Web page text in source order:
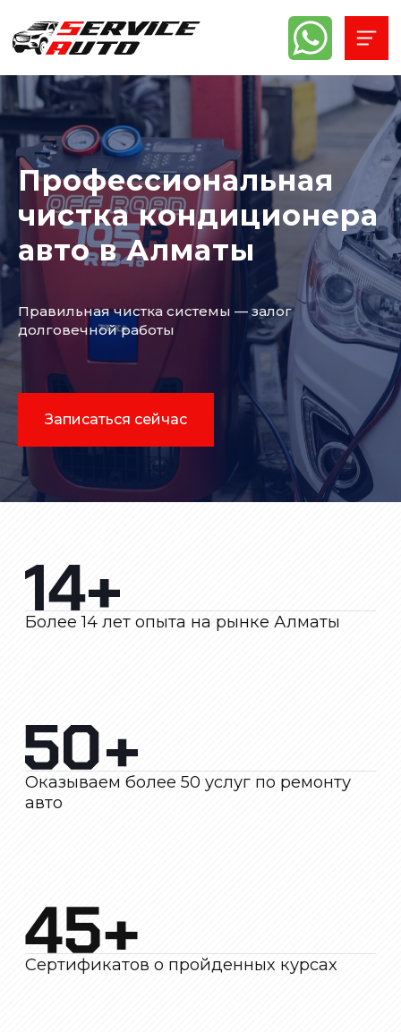
Профессиональная
чистка кондиционера
авто в Алматы
Правильная чистка системы — залог
долговечной работы
Записаться сейчас
авто
Довольных клиентов
Более 14 лет опыта на рынке Алматы